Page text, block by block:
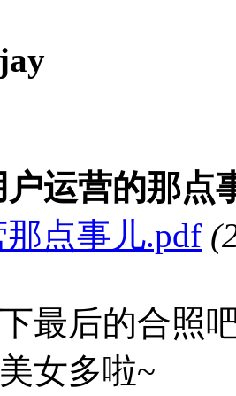
户运营的那点
点事儿.pdf
最后的合照
女多啦~